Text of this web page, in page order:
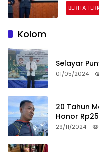
BERITA
Kolom
Selayar
01/05/2024
20 Tahun
Honor
29/11/2024